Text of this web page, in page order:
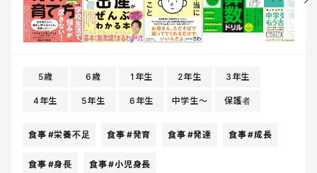
5歳 6歳 1年生 2年生 3年生
4年生 5年生 6年生 中学生〜 保護者
食事 #栄養不足 食事 #発育 食事 #発達 食事#成長
食事 #身長 食事#小児身長